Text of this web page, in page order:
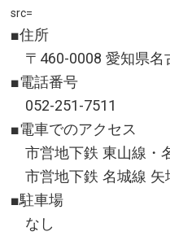
src=
■住所
〒460-0008 愛知県名
■電話番号
052-251-7511
■電車でのアクセス
市営地下鉄 東山線・
市営地下鉄 名城線 矢
■駐車場
なし